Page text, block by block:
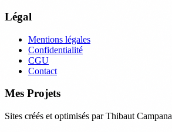
Légal
Mentions légales
Confidentialité
CGU
Contact
Mes Projets
Sites créés et optimisés par Thibaut Campana